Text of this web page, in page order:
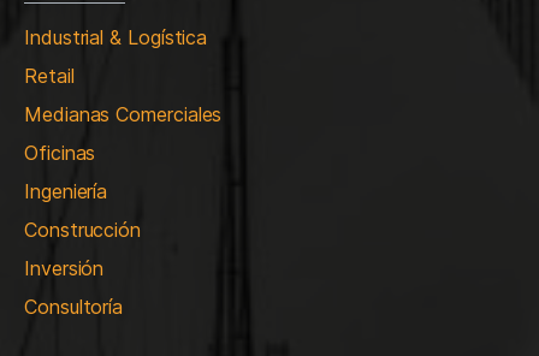
Industrial & Logística
Retail
Medianas Comerciales
Oficinas
Ingeniería
Construcción
Inversión
Consultoría